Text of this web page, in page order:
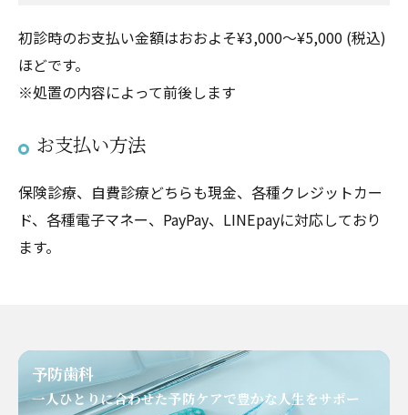
初診時のお支払い金額はおおよそ¥3,000〜¥5,000 (税込)
ほどです。
※処置の内容によって前後します
お⽀払い⽅法
保険診療、⾃費診療どちらも現⾦、各種クレジットカー
ド、各種電子マネー、PayPay、LINEpayに対応しており
ます。
予防歯科
⼀⼈ひとりに合わせた予防ケアで豊かな⼈⽣をサポー